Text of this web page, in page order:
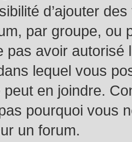
d’ajouter
par groupe, ou
pas avoir autorisé
lequel vous
peut en joindre.
pourquoi vous
un forum.